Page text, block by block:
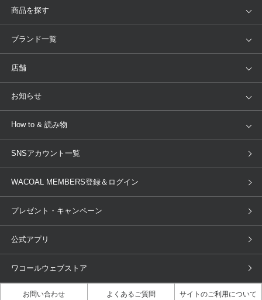
商品を探す
アイテム
トピックス
ブランド一覧
WACOAL
AMPHI une nana cool
OUR WACOAL
WACOAL Remamma
Licensed Brands
店舗
店舗を探す
ブラ無料診断
3Dボディスキャン
お知らせ
新着情報
商品回収
ニュース＆トピックス
How to & 読み物
下着の基礎知識
ブラパン ワコールスタイル
大人の工場見学inベトナム 人間科学研究開発センター見学
店舗体験記（マンガ）
ワコールカルネアプリ使い方ガイ
SNSアカウント一覧
WACOAL MEMBERS登録＆ログイン
プレゼント・キャンペーン
公式アプリ
ワコールウェブストア
お問い合わせ よくあるご質問 サイトのご利用について